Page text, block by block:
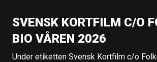
SVENSK KORTFILM C/O
BIO VÅREN 2026
Under etiketten Svensk Kortfilm c/o